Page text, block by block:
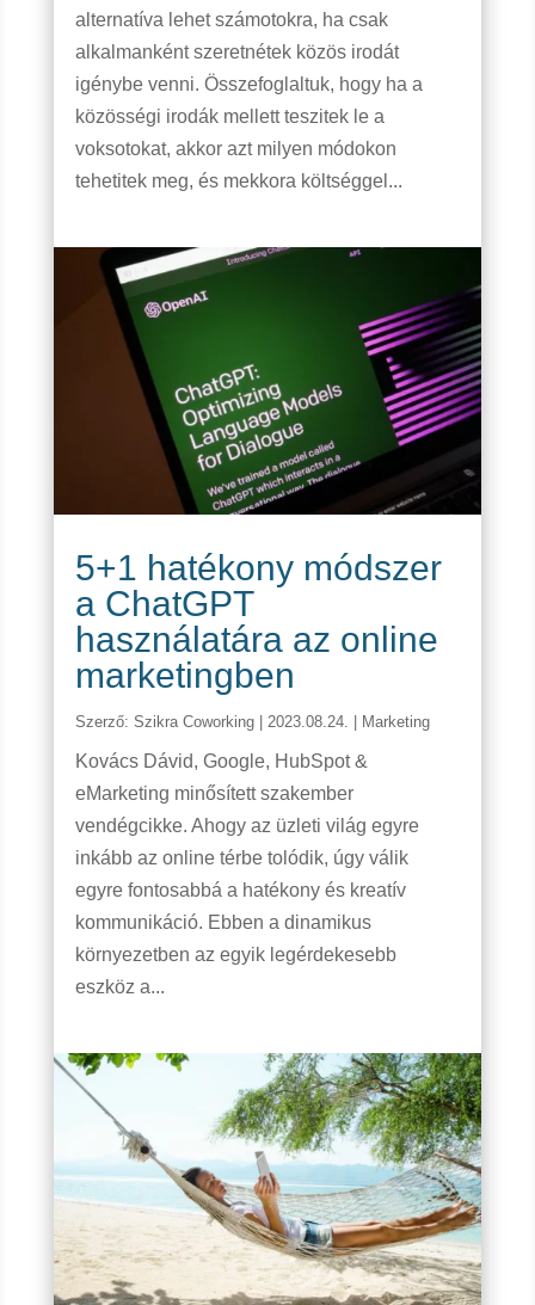
alternatíva lehet számotokra, ha csak
alkalmanként szeretnétek közös irodát
igénybe venni. Összefoglaltuk, hogy ha a
közösségi irodák mellett teszitek le a
voksotokat, akkor azt milyen módokon
tehetitek meg, és mekkora költséggel...
5+1 hatékony módszer
a ChatGPT
használatára az online
marketingben
Szerző: Szikra Coworking| 2023.08.24. Marketing
Kovács Dávid, Google, HubSpot &
eMarketing minősített szakember
vendégcikke. Ahogy az üzleti világ egyre
inkább az online térbe tolódik, úgy válik
egyre fontosabbá a hatékony és kreatív
kommunikáció. Ebben a dinamikus
környezetben az egyik legérdekesebb
eszköz a...